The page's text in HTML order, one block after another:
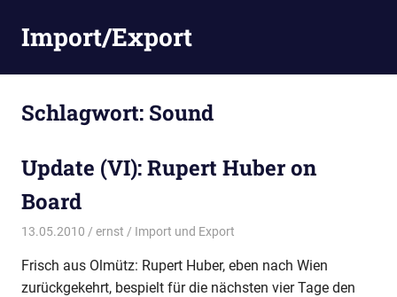
InhaltImport/Export
Schlagwort: Sound
Update (VI): Rupert Huber on
Board
13.05.2010 ernst Import und Export
Frisch aus Olmütz: Rupert Huber, eben nach Wien
zurückgekehrt, bespielt für die nächsten vier Tage den